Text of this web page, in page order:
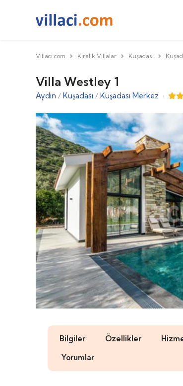
Villaci.com Kiralık Villalar Kuşadası
Villa Westley 1
Aydın / Kuşadası / Kuşadası Merkez ·
Bilgiler Özellikler
Yorumlar